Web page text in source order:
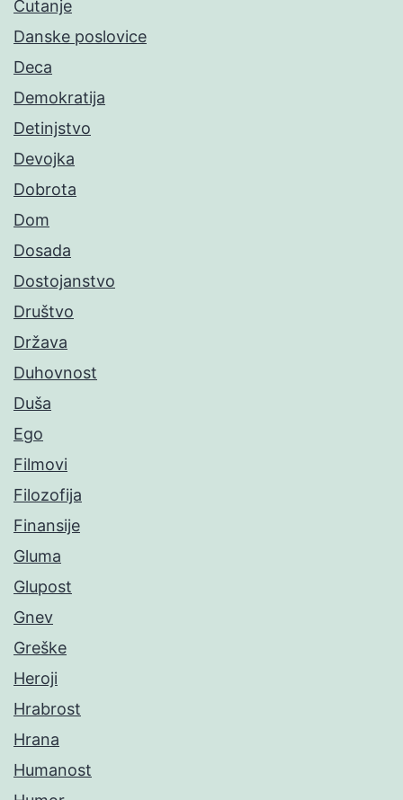
Ćutanje
Danske poslovice
Deca
Demokratija
Detinjstvo
Devojka
Dobrota
Dom
Dosada
Dostojanstvo
Društvo
Država
Duhovnost
Duša
Ego
Filmovi
Filozofija
Finansije
Gluma
Glupost
Gnev
Greške
Heroji
Hrabrost
Hrana
Humanost